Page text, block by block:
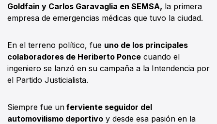
Goldfain y Carlos Garavaglia en SEMSA, la primera
empresa de emergencias médicas que tuvo la ciudad.
En el terreno político, fue uno de los principales
colaboradores de Heriberto Ponce cuando el
ingeniero se lanzó en su campaña a la Intendencia por
el Partido Justicialista.
Siempre fue un ferviente seguidor del
automovilismo deportivo y desde esa pasión en la